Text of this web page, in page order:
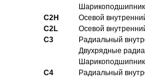
C2H
Осевой
C2L
Осевой
C3
Pадиальный
Двухрядные
C4
Pадиальный